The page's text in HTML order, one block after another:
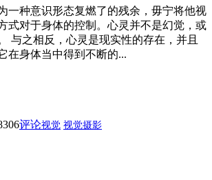
一种意识形态复燃了的残余，毋宁将他视
式对于身体的控制。心灵并不是幻觉，或
与之相反，心灵是现实性的存在，并且
在身体当中得到不断的...
306评论视觉 视觉摄影